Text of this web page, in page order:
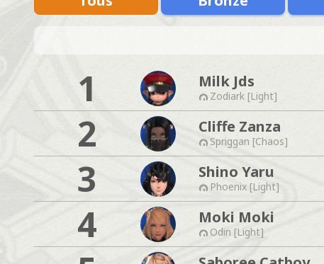
1 Milk Jds
Zodiark [Light]
2 Cliffe Zanza
Spriggan [Chaos]
3 Shino Yaru
Phoenix [Light]
4 Moki Moki
Odin [Light]